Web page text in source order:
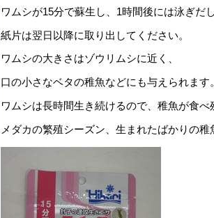
ワムシが15分で蘇生し、1時間後には泳ぎだし
紙片は翌日以降に取り出してください。
ワムシの大きさはゾウリムシに近く、
口の小さなベタの稚魚などにも与えられます。
ワムシは長時間生き続けるので、稚魚が食べ
メダカの繁殖シーズン、生まれたばかりの稚